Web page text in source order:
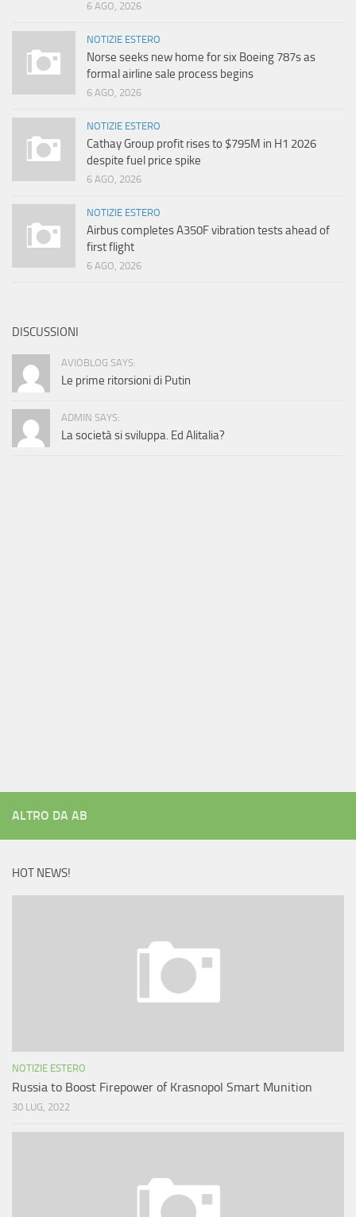
6 AGO, 2026
NOTIZIE ESTERO
Norse seeks new home for six Boeing 787s as
formal airline sale process begins
6 AGO, 2026
NOTIZIE ESTERO
Cathay Group profit rises to $795M in H1 2026
despite fuel price spike
6 AGO, 2026
NOTIZIE ESTERO
Airbus completes A350F vibration tests ahead of
first flight
6 AGO, 2026
DISCUSSIONI
AVIOBLOG SAYS:
Le prime ritorsioni di Putin
ADMIN SAYS:
La società si sviluppa. Ed Alitalia?
ALTRO DA AB
HOT NEWS!
NOTIZIE ESTERO
Russia to Boost Firepower of Krasnopol Smart Munition
30 LUG, 2022